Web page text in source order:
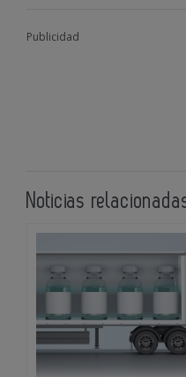
Publicidad
Noticias